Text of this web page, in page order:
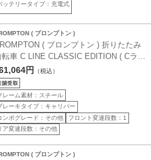
ッテリータイプ：充電式
( ブロンプトン )
( ブロンプトン ) 折りたたみ
転車 C LINE CLASSIC EDITION ( Cライ
クラシック エディション ) ウォールナ
トブラウン ( 身長目安145-185cm前後 )
円 （税込）
レーム素材：スチール
レーキタイプ：キャリパー
ンポグレード：その他
フロント変速段数：1
ア変速段数：その他
( ブロンプトン )